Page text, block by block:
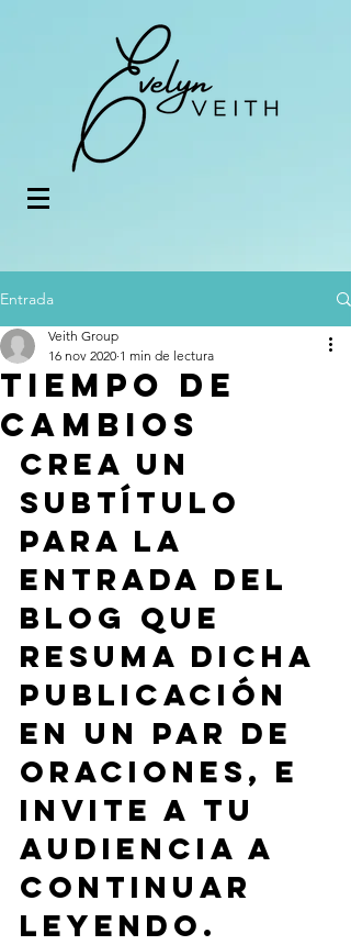
Entrada
Tiempo de
cambios
Veith Group
16 nov 2020 1 min de lectura
Crea un
subtítulo
para la
entrada del
blog que
resuma dicha
publicación
en un par de
oraciones, e
invite a tu
audiencia a
continuar
leyendo.